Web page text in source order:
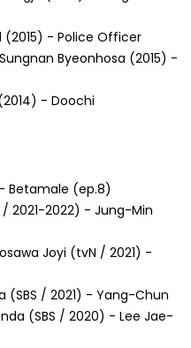
(2015) - Police Officer
Byeonhosa (2015) -
- Doochi
Betamale (ep.8)
/ 2021-2022) - Jung-Min
Joyi (tvN / 2021) -
(SBS / 2021) - Yang-Chun
(SBS / 2020) - Lee Jae-